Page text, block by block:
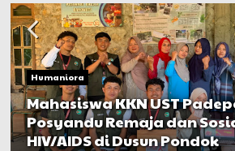
Humaniora
Mahasiswa KKN UST
Posyandu Remaja dan
HIV/AIDS di Dusun Pondok